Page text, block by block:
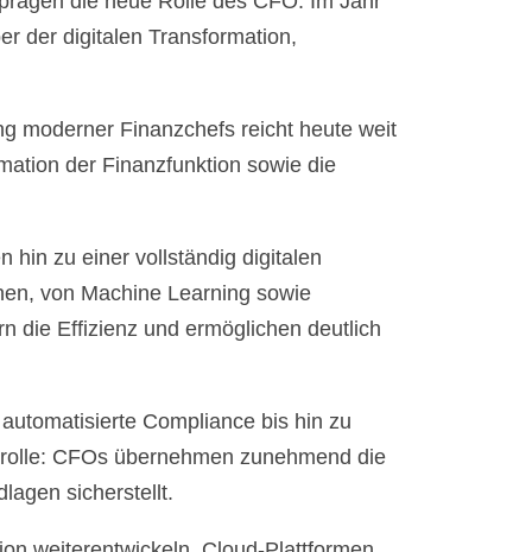
der digitalen Transformation,
moderner Finanzchefs reicht heute weit
der Finanzfunktion sowie die
hin zu einer vollständig digitalen
von Machine Learning sowie
die Effizienz und ermöglichen deutlich
Compliance bis hin zu
CFOs übernehmen zunehmend die
sicherstellt.